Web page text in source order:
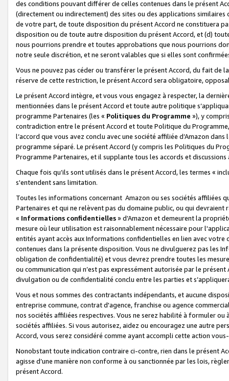
des conditions pouvant différer de celles contenues dans le présent
(directement ou indirectement) des sites ou des applications
de votre part, de toute disposition du présent Accord ne constituera
disposition ou de toute autre disposition du présent Accord, et (d)
nous pourrions prendre et toutes approbations que nous pourrions
notre seule discrétion, et ne seront valables que si elles sont
Vous ne pouvez pas céder ou transférer le présent Accord, du fait de
réserve de cette restriction, le présent Accord sera obligatoire,
Le présent Accord intègre, et vous vous engagez à respecter, la
mentionnées dans le présent Accord et toute autre politique
programme Partenaires (les « Politiques du Programme »), y
contradiction entre le présent Accord et toute Politique du
l’accord que vous avez conclu avec une société affiliée d’Amazon
programme séparé. Le présent Accord (y compris les Politiques du
Programme Partenaires, et il supplante tous les accords et discussions
Chaque fois qu’ils sont utilisés dans le présent Accord, les termes «
s'entendent sans limitation.
Toutes les informations concernant Amazon ou ses sociétés affiliées
Partenaires et qui ne relèvent pas du domaine public, ou qui
« Informations confidentielles» d’Amazon et demeurent la
mesure où leur utilisation est raisonnablement nécessaire pour
entités ayant accès aux Informations confidentielles en lien avec
contenues dans la présente disposition. Vous ne divulguerez pas les
obligation de confidentialité) et vous devrez prendre toutes les
ou communication qui n’est pas expressément autorisée par le
divulgation ou de confidentialité conclu entre les parties et
Vous et nous sommes des contractants indépendants, et aucune
entreprise commune, contrat d'agence, franchise ou agence
nos sociétés affiliées respectives. Vous ne serez habilité à formuler
sociétés affiliées. Si vous autorisez, aidez ou encouragez une autre
Accord, vous serez considéré comme ayant accompli cette action
Nonobstant toute indication contraire ci-contre, rien dans le présent
agisse d’une manière non conforme à ou sanctionnée par les lois,
présent Accord.